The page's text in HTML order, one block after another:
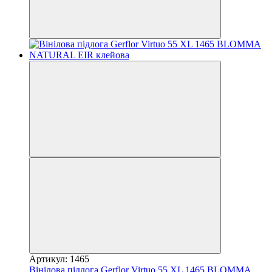
Артикул: 1465
Вінілова підлога Gerflor Virtuo 55 XL 1465 BLOMMA